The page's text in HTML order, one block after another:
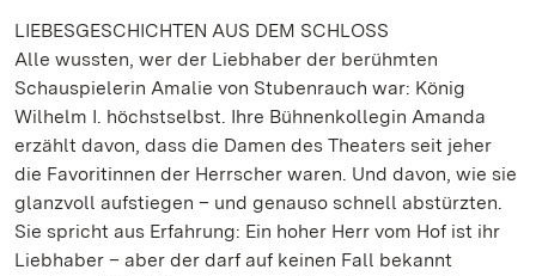
LIEBESGESCHICHTEN AUS DEM SCHLOSS
Alle wussten, wer der Liebhaber der berühmten
Schauspielerin Amalie von Stubenrauch war: König
Wilhelm I. höchstselbst. Ihre Bühnenkollegin Amanda
erzählt davon, dass die Damen des Theaters seit jeher
die Favoritinnen der Herrscher waren. Und davon, wie sie
glanzvoll aufstiegen – und genauso schnell abstürzten.
Sie spricht aus Erfahrung: Ein hoher Herr vom Hof ist ihr
Liebhaber – aber der darf auf keinen Fall bekannt